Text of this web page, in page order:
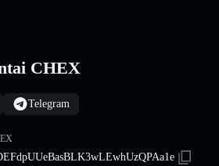
CHEX
Telegram